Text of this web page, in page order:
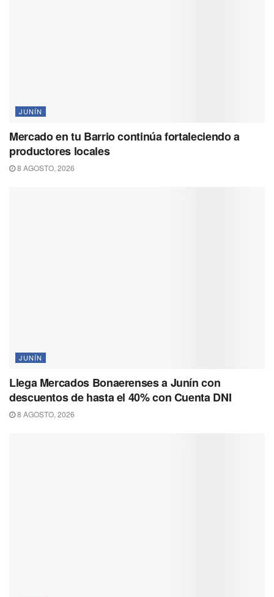
JUNÍN
Mercado en tu Barrio continúa fortaleciendo a
productores locales
8 AGOSTO, 2026
JUNÍN
Llega Mercados Bonaerenses a Junín con
descuentos de hasta el 40% con Cuenta DNI
8 AGOSTO, 2026